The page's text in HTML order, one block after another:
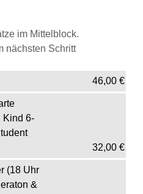
im Mittelblock.
nächsten Schritt
46,00€
Kind 6-
32,00€
(18 Uhr
&